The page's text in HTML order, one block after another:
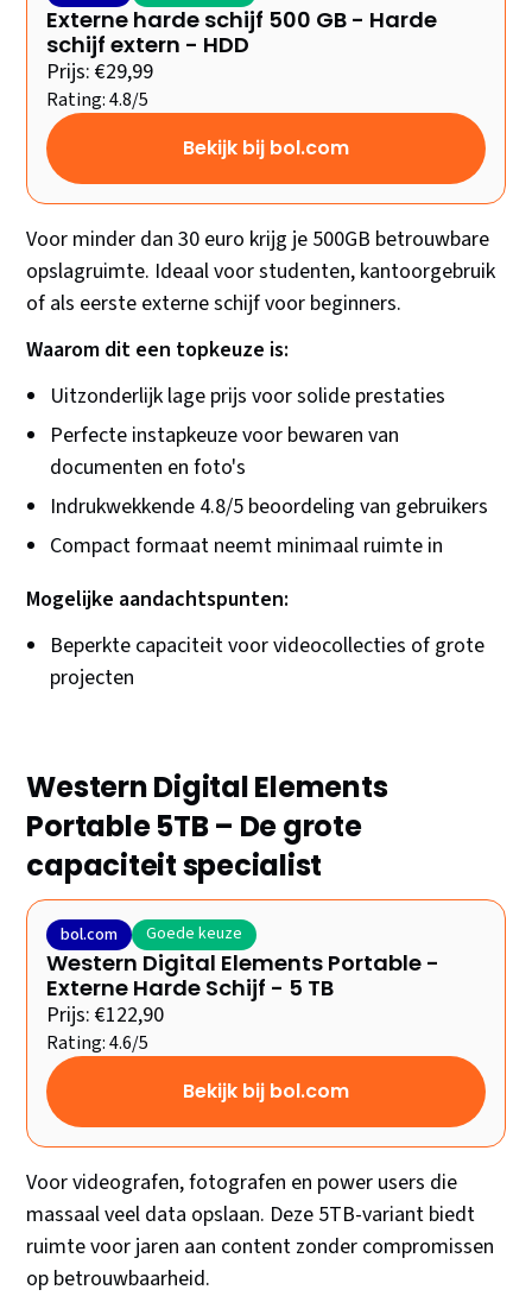
Externe harde schijf 500 GB - Harde
schijf extern - HDD
Prijs: €29,99
Rating: 4.8/5
Bekijk bij bol.com
Voor minder dan 30 euro krijg je 500GB betrouwbare
opslagruimte. Ideaal voor studenten, kantoorgebruik
of als eerste externe schijf voor beginners.
Waarom dit een topkeuze is:
Uitzonderlijk lage prijs voor solide prestaties
Perfecte instapkeuze voor bewaren van
documenten en foto's
Indrukwekkende 4.8/5 beoordeling van gebruikers
Compact formaat neemt minimaal ruimte in
Mogelijke aandachtspunten:
Beperkte capaciteit voor videocollecties of grote
projecten
Western Digital Elements
Portable 5TB – De grote
capaciteit specialist
bol.com Goede keuze
Western Digital Elements Portable -
Externe Harde Schijf - 5 TB
Prijs: €122,90
Rating: 4.6/5
Bekijk bij bol.com
Voor videografen, fotografen en power users die
massaal veel data opslaan. Deze 5TB-variant biedt
ruimte voor jaren aan content zonder compromissen
op betrouwbaarheid.